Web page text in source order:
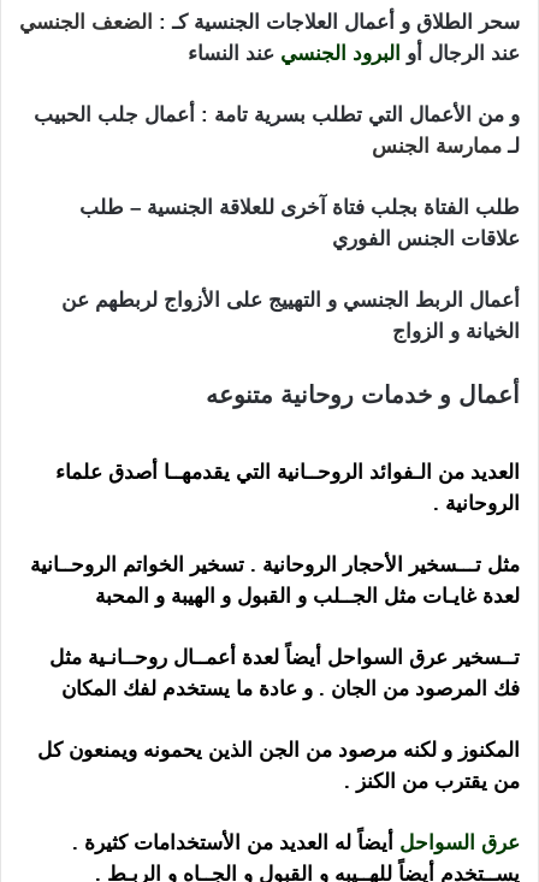
سحر الطلاق و أعمال العلاجات الجنسية كـ : الضعف الجنسي
عند الرجال أو البرود الجنسي عند النساء
و من الأعمال التي تطلب بسرية تامة : أعمال جلب الحبيب
لـ ممارسة الجنس
طلب الفتاة بجلب فتاة آخرى للعلاقة الجنسية – طلب
علاقات الجنس الفوري
أعمال الربط الجنسي و التهييج على الأزواج لربطهم عن
الخيانة و الزواج
أعمال و خدمات روحانية متنوعه
العديد من الـفوائد الروحــانية التي يقدمهــا أصدق علماء
الروحانية .
مثل تـــسخير الأحجار الروحانية . تسخير الخواتم الروحــانية
لعدة غايـات مثل الجــلب و القبول و الهيبة و المحبة
تــسخير عرق السواحل أيضاً لعدة أعمــال روحــانـية مثل
فك المرصود من الجان . و عادة ما يستخدم لفك المكان
المكنوز و لكنه مرصود من الجن الذين يحمونه ويمنعون كل
من يقترب من الكنز .
عرق السواحل أيضاً له العديد من الأستخدامات كثيرة .
يســتخدم أيضاً للهــيبه و القبول و الجــاه و الربـط .